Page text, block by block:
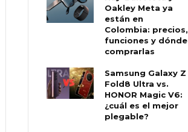
Oakley Meta ya
están en
Colombia: precios,
funciones y dónde
comprarlas
Samsung Galaxy Z
Fold8 Ultra vs.
HONOR Magic V6:
¿cuál es el mejor
plegable?